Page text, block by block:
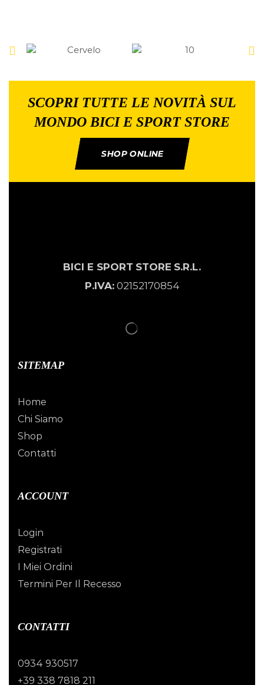
SCOPRI TUTTE LE NOVITÀ SUL
MONDO BICI E SPORT STORE
SHOP ONLINE
BICI E SPORT STORE S.R.L.
P.IVA:02152170854
SITEMAP
Home
Chi Siamo
Shop
Contatti
ACCOUNT
Login
Registrati
I Miei Ordini
Termini Per Il Recesso
CONTATTI
0934 930517
+39 338 7818 211